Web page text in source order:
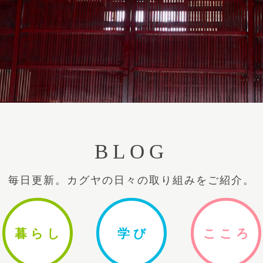
BLOG
毎日更新。カグヤの日々の取り組みをご紹介。
暮ら し 学 び ここ ろ